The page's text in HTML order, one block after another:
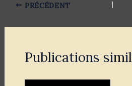
PRÉCÉDENT
Publications